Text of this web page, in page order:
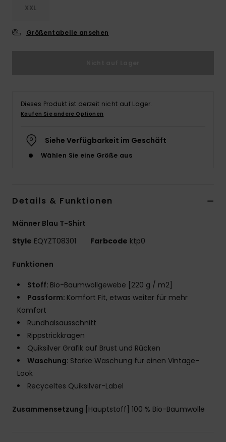
XXL
Größentabelle ansehen
Dieses Produkt ist derzeit nicht auf Lager.
Kaufen Sie andere Optionen
Siehe Verfügbarkeit im Geschäft
Wählen Sie eine Größe aus
Details & Funktionen
Männer Blau T-Shirt
Style EQYZT08301 Farbcode ktp0
Funktionen
Stoff: Bio-Baumwollgewebe [220 g / m2]
Passform: Komfort Fit, etwas weiter für mehr
Komfort
Rundhalsausschnitt
Rippstrickkragen
Quiksilver Grafik auf Brust und Rücken
Waschung: Starke Waschung für einen Vintage-
Look
Recyceltes Quiksilver-Label
Zusammensetzung [Hauptstoff] 100 % Bio-Baumwolle